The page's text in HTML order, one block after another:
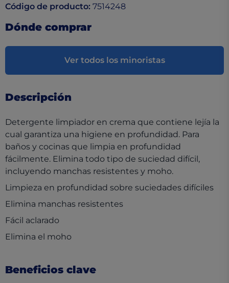
Código de producto: 7514248
Dónde comprar
Ver todos los minoristas
Descripción
Detergente limpiador en crema que contiene lejía la
cual garantiza una higiene en profundidad. Para
baños y cocinas que limpia en profundidad
fácilmente. Elimina todo tipo de suciedad difícil,
incluyendo manchas resistentes y moho.
Limpieza en profundidad sobre suciedades difíciles
Elimina manchas resistentes
Fácil aclarado
Elimina el moho
Beneficios clave